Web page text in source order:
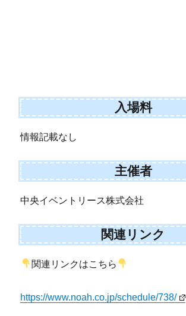
入場料
情報記載なし
主催者
中央イベントリース株式会社
関連リンク
関連リンクはこちら
https://www.noah.co.jp/schedule/738/